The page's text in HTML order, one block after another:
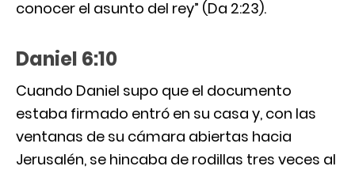
conocer el asunto del rey” (Da 2:23).
Daniel 6:10
Cuando Daniel supo que el documento
estaba firmado entró en su casa y, con las
ventanas de su cámara abiertas hacia
Jerusalén, se hincaba de rodillas tres veces al